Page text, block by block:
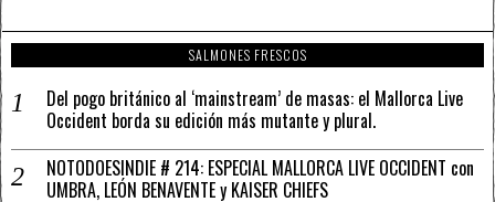
SALMONES FRESCOS
Del pogo británico al ‘mainstream’ de masas: el Mallorca Live
Occident borda su edición más mutante y plural.
NOTODOESINDIE # 214: ESPECIAL MALLORCA LIVE OCCIDENT con
UMBRA, LEÓN BENAVENTE y KAISER CHIEFS